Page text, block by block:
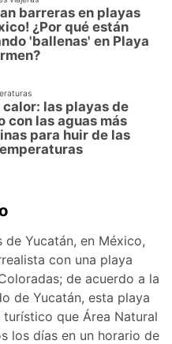
barreras en playas
¿Por qué están
'ballenas' en Playa
calor: las playas de
con las aguas más
para huir de las
Yucatán, en México,
con una playa
de acuerdo a la
de Yucatán, esta playa
que Área Natural
los días en un horario de